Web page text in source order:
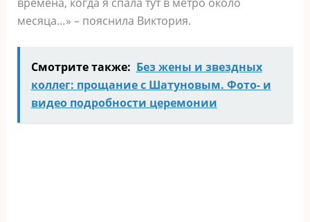
месяца…» – пояснила Виктория.
Смотрите также: Без жены и звездных
коллег: прощание с Шатуновым. Фото- и
видео подробности церемонии